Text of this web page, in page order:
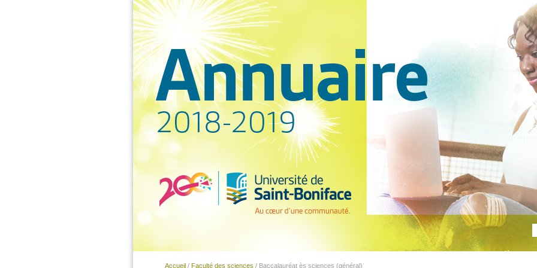
Accueil / Faculté des sciences / Baccalauréat ès sciences (général)